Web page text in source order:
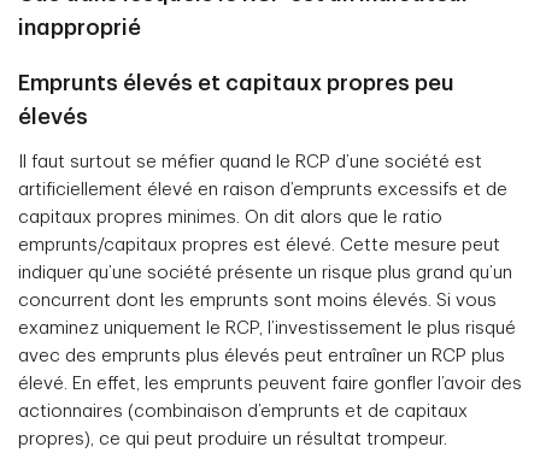
inapproprié
Emprunts élevés et capitaux propres peu
élevés
Il faut surtout se méfier quand le RCP d’une société est
artificiellement élevé en raison d’emprunts excessifs et de
capitaux propres minimes. On dit alors que le ratio
emprunts/capitaux propres est élevé. Cette mesure peut
indiquer qu’une société présente un risque plus grand qu’un
concurrent dont les emprunts sont moins élevés. Si vous
examinez uniquement le RCP, l’investissement le plus risqué
avec des emprunts plus élevés peut entraîner un RCP plus
élevé. En effet, les emprunts peuvent faire gonfler l’avoir des
actionnaires (combinaison d’emprunts et de capitaux
propres), ce qui peut produire un résultat trompeur.